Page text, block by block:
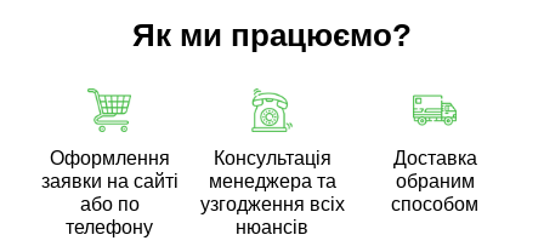
Як ми працюємо?
Оформлення
заявки на сайті
або по
телефону
Консультація
менеджера та
узгодження всіх
нюансів
Доставка
обраним
способом